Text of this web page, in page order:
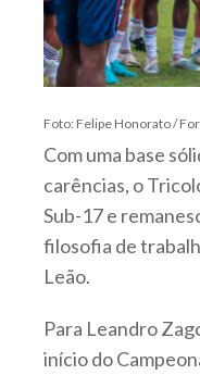
Foto: Felipe Honorato /
Com uma base
carências, o
Sub-17 e
filosofia de
Leão.
Para Leandro
início do